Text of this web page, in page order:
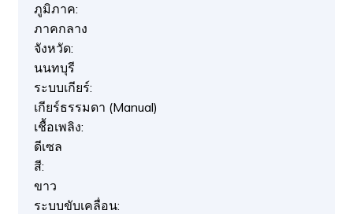
ภูมิภาค:
ภาคกลาง
จังหวัด:
นนทบุรี
ระบบเกียร์:
เกียร์ธรรมดา (Manual)
เชื้อเพลิง:
ดีเซล
สี:
ขาว
ระบบขับเคลื่อน: